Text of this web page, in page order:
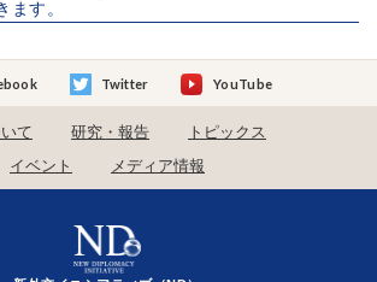
ます。
Twitter YouTube
て 研究・報告
トピックス
イベント
メディア情報